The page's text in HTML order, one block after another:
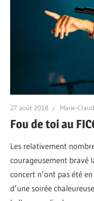
27 août 2018 Marie-
Fou de toi au
Les relativement
courageusement bravé
concert n’ont pas été
d’une soirée